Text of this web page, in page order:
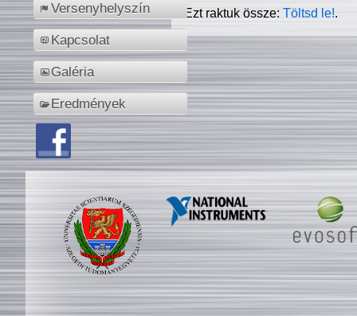
Versenyhelyszín
Kapcsolat
Galéria
Eredmények
Ezt raktuk össze:Töltsd le!.